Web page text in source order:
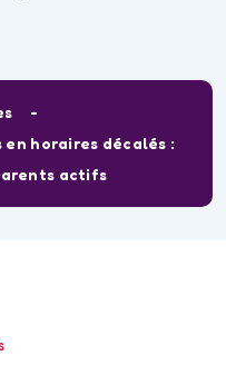
en horaires décalés :
actifs